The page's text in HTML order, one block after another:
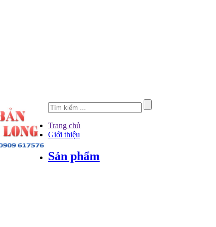
Trang chủ
Giới thiệu
Sản phẩm